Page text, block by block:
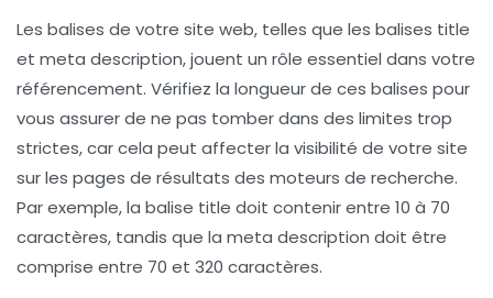
Les balises de votre site web, telles que les balises title
et meta description, jouent un rôle essentiel dans votre
référencement. Vérifiez la longueur de ces balises pour
vous assurer de ne pas tomber dans des limites trop
strictes, car cela peut affecter la visibilité de votre site
sur les pages de résultats des moteurs de recherche.
Par exemple, la balise title doit contenir entre 10 à 70
caractères, tandis que la meta description doit être
comprise entre 70 et 320 caractères.